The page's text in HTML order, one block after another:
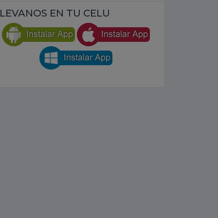
EN TU CELU